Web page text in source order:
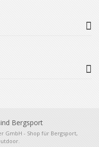
GmbH - Shop für Bergsport,